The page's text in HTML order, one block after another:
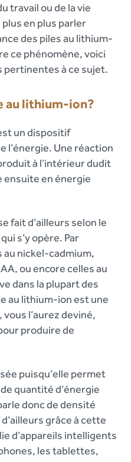
travail ou de la vie
en plus parler
des piles au lithium-
ce phénomène, voici
pertinentes à ce sujet.
au lithium-ion?
un dispositif
l’énergie. Une réaction
à l’intérieur dudit
en énergie
fait d’ailleurs selon le
s’y opère. Par
au nickel-cadmium,
ou encore celles au
dans la plupart des
au lithium-ion est une
l’aurez deviné,
produire de
puisqu’elle permet
quantité d’énergie
donc de densité
grâce à cette
d’appareils intelligents
les tablettes,